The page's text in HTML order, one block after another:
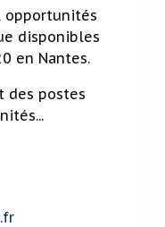
opportunités
disponibles
en Nantes.
des postes